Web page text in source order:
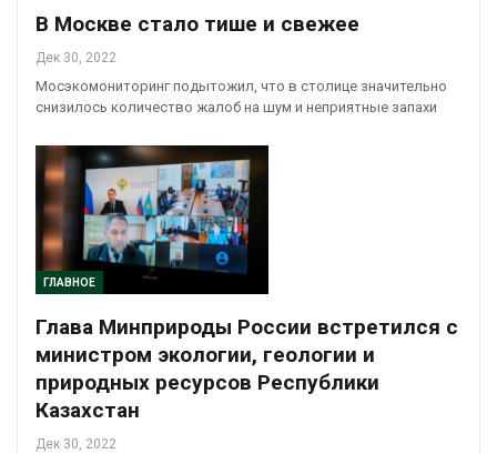
В Москве стало тише и свежее
Дек 30, 2022
Мосэкомониторинг подытожил, что в столице значительно
снизилось количество жалоб на шум и неприятные запахи
ГЛАВНОЕ
Глава Минприроды России встретился с
министром экологии, геологии и
природных ресурсов Республики
Казахстан
Дек 30, 2022